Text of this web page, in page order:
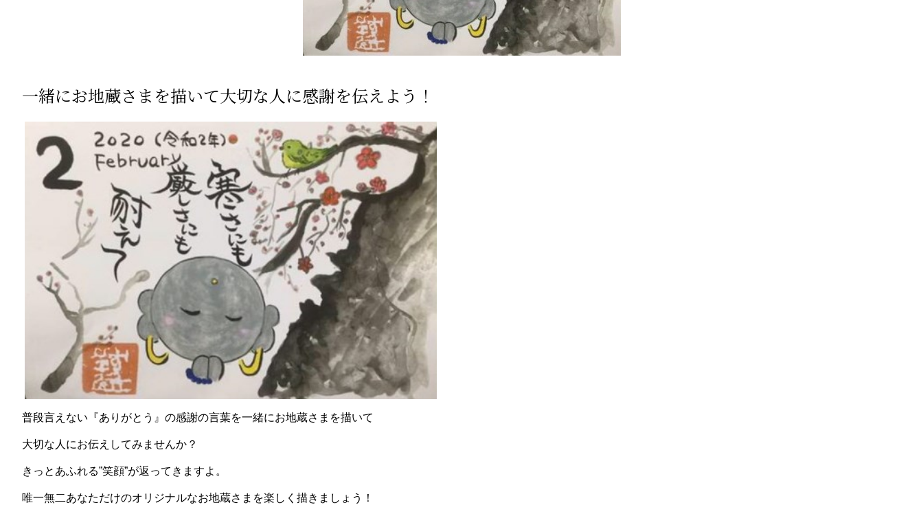
一緒にお地蔵さまを描いて大切な人に感謝を伝えよう！
普段言えない『ありがとう』の感謝の言葉を一緒にお地蔵さまを描いて
大切な人にお伝えしてみませんか？
きっとあふれる”笑顔”が返ってきますよ。
唯一無二あなただけのオリジナルなお地蔵さまを楽しく描きましょう！